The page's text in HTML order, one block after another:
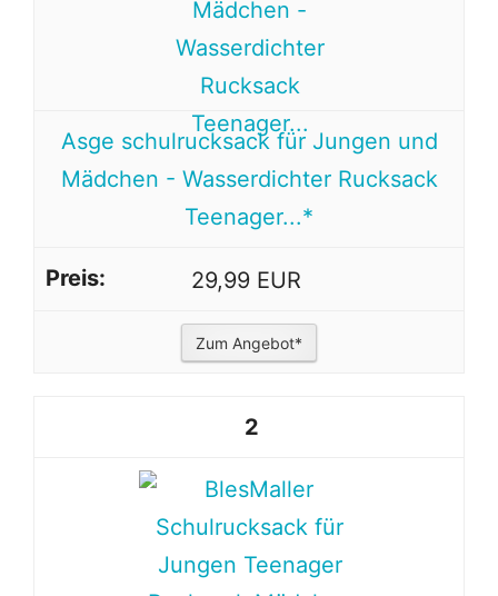
Asge schulrucksack für Jungen und
Mädchen - Wasserdichter Rucksack
Teenager...*
29,99 EUR
Zum Angebot*
2